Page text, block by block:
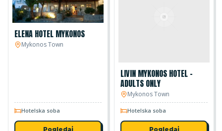
ELENA HOTEL MYKONOS
Mykonos Town
Hotelska soba
Pogledaj
LIVIN MYKONOS HOTEL -
ADULTS ONLY
Mykonos Town
Hotelska soba
Pogledaj